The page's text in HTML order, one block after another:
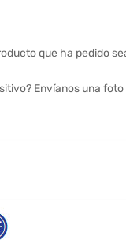
que ha pedido
Envíanos una